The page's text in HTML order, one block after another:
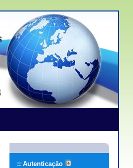
:: Autenticação